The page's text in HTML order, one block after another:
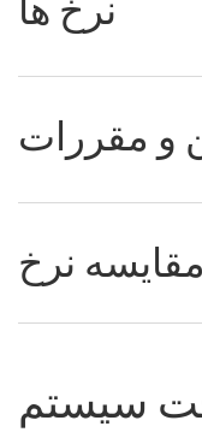
نرخ ها
و مقررات
مقایسه نرخ
سیستم